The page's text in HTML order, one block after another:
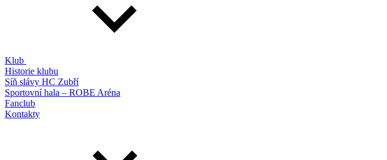
Klub
Historie klubu
Síň slávy HC Zubří
Sportovní hala – ROBE Aréna
Fanclub
Kontakty